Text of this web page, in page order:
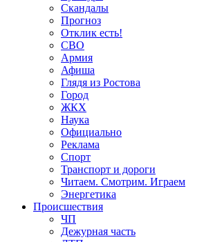
Скандалы
Прогноз
Отклик есть!
СВО
Армия
Афиша
Глядя из Ростова
Город
ЖКХ
Наука
Официально
Реклама
Спорт
Транспорт и дороги
Читаем. Смотрим. Играем
Энергетика
Происшествия
ЧП
Дежурная часть